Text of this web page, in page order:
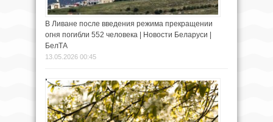
В Ливане после введения режима прекращении
огня погибли 552 человека | Новости Беларуси |
БелТА
13.05.2026 00:45